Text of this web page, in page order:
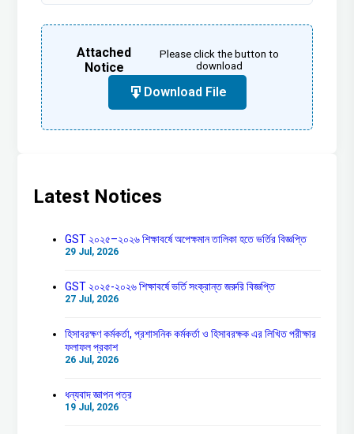
Attached
Notice
Please click the button to
download
Download File
Latest Notices
GST ২০২৫–২০২৬ শিক্ষাবর্ষে অপেক্ষমান তালিকা হতে ভর্তির বিজ্ঞপ্তি
29 Jul, 2026
GST ২০২৫-২০২৬ শিক্ষাবর্ষে ভর্তি সংক্রান্ত জরুরি বিজ্ঞপ্তি
27 Jul, 2026
হিসাবরক্ষণ কর্মকর্তা, প্রশাসনিক কর্মকর্তা ও হিসাবরক্ষক এর লিখিত পরীক্ষার
ফলাফল প্রকাশ
26 Jul, 2026
ধন্যবাদ জ্ঞাপন পত্র
19 Jul, 2026